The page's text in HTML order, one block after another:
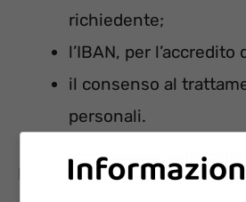
richiedente;
l’IBAN, per
il consenso al
personali.
In presenza di specifiche